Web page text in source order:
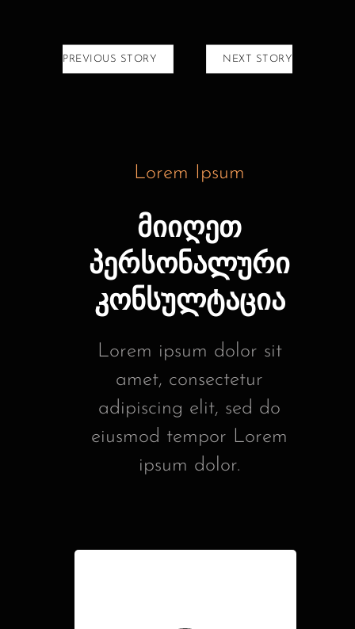
PREVIOUS STORY NEXT STORY
Lorem Ipsum
მიიღეთ
პერსონალური
კონსულტაცია
Lorem ipsum dolor sit
amet, consectetur
adipiscing elit, sed do
eiusmod tempor Lorem
ipsum dolor.